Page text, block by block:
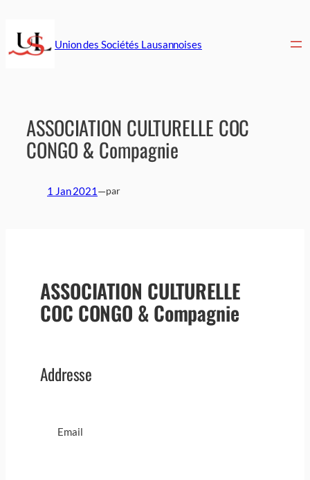
contenu
Union des Sociétés Lausannoises
ASSOCIATION CULTURELLE COC
CONGO & Compagnie
1 Jan 2021 —par
ASSOCIATION CULTURELLE
COC CONGO & Compagnie
Addresse
Email